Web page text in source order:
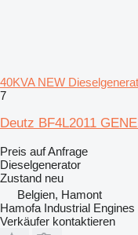
40KVA NEW
7
Deutz BF4L2011
Preis auf Anfrage
Dieselgenerator
Zustand neu
Belgien, Hamont
Hamofa Industrial Engines
Verkäufer kontaktieren